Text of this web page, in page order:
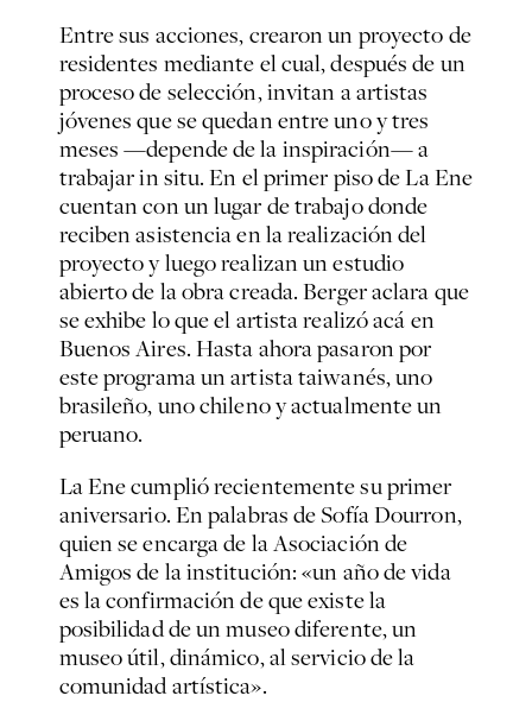
Entre sus acciones, crearon un proyecto de
residentes mediante el cual, después de un
proceso de selección, invitan a artistas
jóvenes que se quedan entre uno y tres
meses —depende de la inspiración— a
trabajar in situ. En el primer piso de La Ene
cuentan con un lugar de trabajo donde
reciben asistencia en la realización del
proyecto y luego realizan un estudio
abierto de la obra creada. Berger aclara que
se exhibe lo que el artista realizó acá en
Buenos Aires. Hasta ahora pasaron por
este programa un artista taiwanés, uno
brasileño, uno chileno y actualmente un
peruano.
La Ene cumplió recientemente su primer
aniversario. En palabras de Sofía Dourron,
quien se encarga de la Asociación de
Amigos de la institución: «un año de vida
es la confirmación de que existe la
posibilidad de un museo diferente, un
museo útil, dinámico, al servicio de la
comunidad artística».